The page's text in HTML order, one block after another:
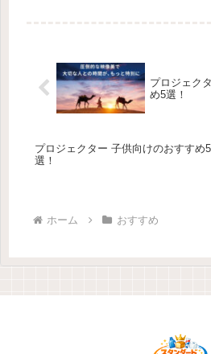
プロジェク
め5選！
プロジェクター 子供向けのおすすめ5
選！
ホーム おすすめ